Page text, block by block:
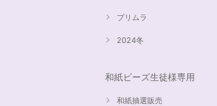
プリムラ
2024冬
和紙ビーズ生徒様専用
和紙抽選販売